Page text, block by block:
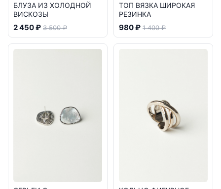
БЛУЗА ИЗ ХОЛОДНОЙ
ВИСКОЗЫ
2 450 ₽ 3 500 ₽
ТОП ВЯЗКА ШИРОКАЯ
РЕЗИНКА
980 ₽ 1 400 ₽